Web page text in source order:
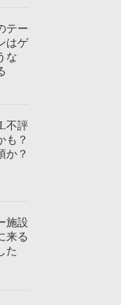
テー
はゲ
な
不評
も？
か？
施設
来る
た